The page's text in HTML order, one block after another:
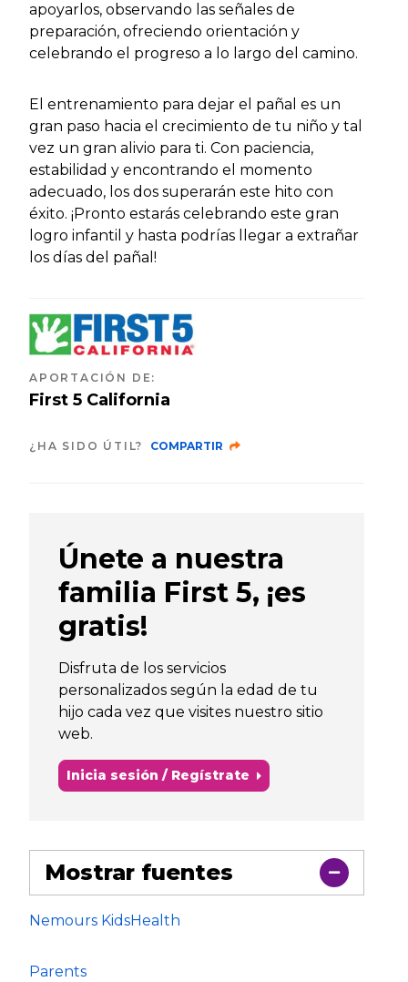
apoyarlos, observando las señales de
preparación, ofreciendo orientación y
celebrando el progreso a lo largo del camino.
El entrenamiento para dejar el pañal es un
gran paso hacia el crecimiento de tu niño y tal
vez un gran alivio para ti. Con paciencia,
estabilidad y encontrando el momento
adecuado, los dos superarán este hito con
éxito. ¡Pronto estarás celebrando este gran
logro infantil y hasta podrías llegar a extrañar
los días del pañal!
APORTACIÓN DE:
First 5 California
¿HA SIDO ÚTIL? COMPARTIR
Únete a nuestra
familia First 5, ¡es
gratis!
Disfruta de los servicios
personalizados según la edad de tu
hijo cada vez que visites nuestro sitio
web.
Inicia sesión / Regístrate
Mostrar fuentes
Nemours KidsHealth
Parents